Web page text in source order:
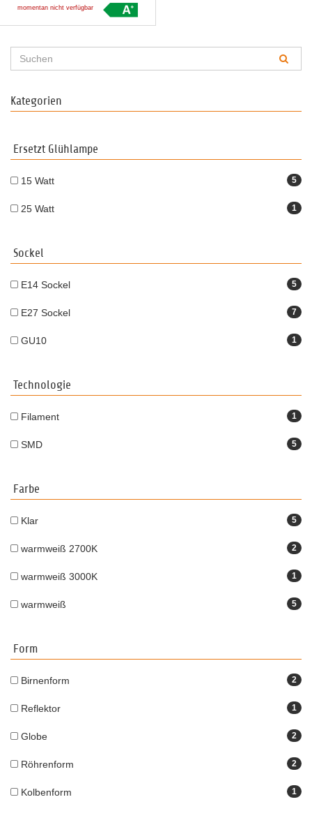
momentan nicht verfügbar
Kategorien
Ersetzt Glühlampe
5
15 Watt
1
25 Watt
Sockel
5
E14 Sockel
7
E27 Sockel
1
GU10
Technologie
1
Filament
5
SMD
Farbe
5
Klar
2
warmweiß 2700K
1
warmweiß 3000K
5
warmweiß
Form
2
Birnenform
1
Reflektor
2
Globe
2
Röhrenform
1
Kolbenform